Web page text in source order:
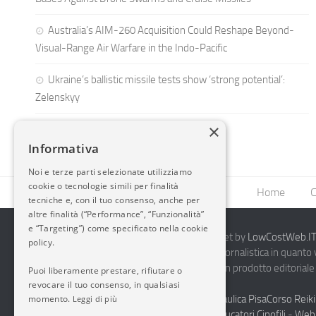
Australia’s AIM-260 Acquisition Could Reshape Beyond-
Visual-Range Air Warfare in the Indo-Pacific
Ukraine’s ballistic missile tests show ‘strong potential’:
Zelenskyy
Home
2014-2026 AvioBlog - Creazione Siti Internet by
Questo blog non rappresenta una testata giornalistica in
periodicità. Non può pertanto considerarsi un prodotto
7.03.2001.Disclaimer Completo
Vendita Abbigliamento Sicurezza
Termoidraulica PisaCorso
×
Informativa
Noi e terze parti selezionate utilizziamo
cookie o tecnologie simili per finalità
tecniche e, con il tuo consenso, anche per
altre finalità (“Performance”, “Funzionalità”
e “Targeting”) come specificato nella cookie
policy.
Puoi liberamente prestare, rifiutare o
revocare il tuo consenso, in qualsiasi
momento. Leggi di più